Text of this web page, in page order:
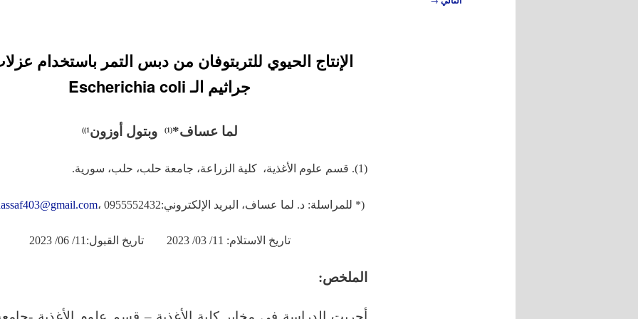
الإنتاج الحيوي للتربتوفان من دبس التمر باستخدام
جراثيم الـ Escherichia coli
لما عساف*(1) وبتول أوزون1
)
)
(1). قسم علوم الأغذية، كلية الزراعة، جامعة حلب، حلب، سورية.
(* للمراسلة: د. لما عساف، البريد الإلكتروني:، 0955552432)
تاريخ الاستلام: 11/ 03/ 2023 تاريخ القبول:11/ 06/ 2023
الملخص: